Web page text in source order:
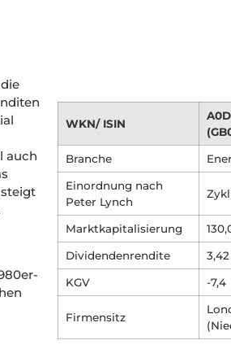
auch
WKN/ ISIN
Branche
Einordnung nach
Peter Lynch
Marktkapitalisierung
Dividendenrendite 3,42
KGV -7,4
Firmensitz